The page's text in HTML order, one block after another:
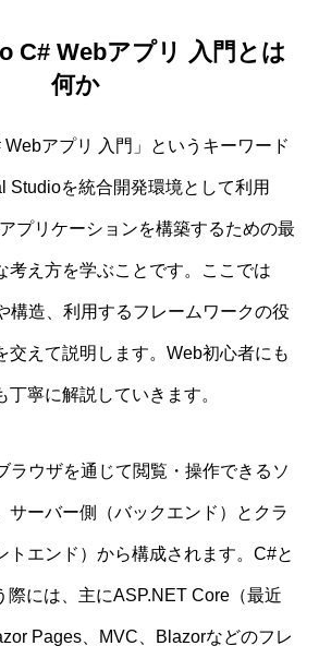
C# Webアプリ 入門とは
何か
Webアプリ 入門」というキーワード
Studioを統合開発環境として利用
プリケーションを構築するための最
考え方を学ぶことです。ここでは
構造、利用するフレームワークの役
交えて説明します。Web初心者にも
丁寧に解説していきます。
ラウザを通じて閲覧・操作できるソ
サーバー側（バックエンド）とクラ
トエンド）から構成されます。C#と
際には、主にASP.NET Core（最近
Pages、MVC、Blazorなどのフレ